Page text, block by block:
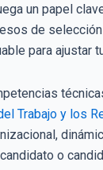
un papel
de
para ajustar
Trabajo y los
o